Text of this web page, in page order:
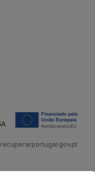
recuperarportugal.gov.pt